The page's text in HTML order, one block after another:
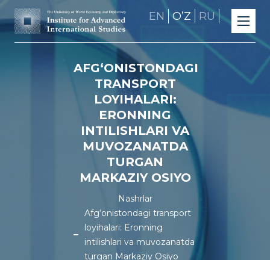
EN OʼZ RU
AFG‘ONISTONDAGI
TRANSPORT
LOYIHALARI:
ERONNING
INTILISHLARI VA
MUVOZANATDA
TURGAN
MARKAZIY OSIYO
Nashrlar
Afg‘onistondagi transport
loyihalari: Eronning
intilishlari va muvozanatda
turgan Markaziy Osiyo